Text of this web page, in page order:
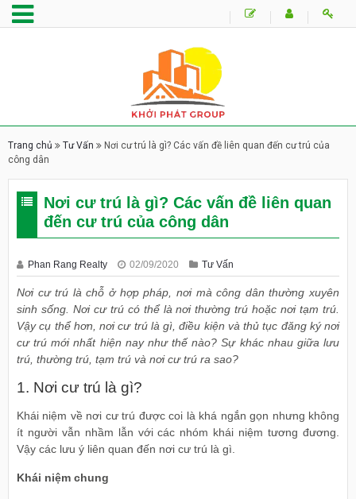
Trang chủ Tư Vấn
Nơi cư trú là gì? Các vấn đề liên quan đến cư trú của
công dân
Nơi cư trú là gì? Các vấn đề liên quan
đến cư trú của công dân
Phan Rang Realty 02/09/2020 Tư Vấn
Nơi cư trú là chỗ ở hợp pháp, nơi mà công dân thường xuyên
sinh sống. Nơi cư trú có thể là nơi thường trú hoặc nơi tạm trú.
Vậy cụ thể hơn, nơi cư trú là gì, điều kiện và thủ tục đăng ký nơi
cư trú mới nhất hiện nay như thế nào? Sự khác nhau giữa lưu
trú, thường trú, tạm trú và nơi cư trú ra sao?
1. Nơi cư trú là gì?
Khái niệm về nơi cư trú được coi là khá ngắn gọn nhưng không
ít người vẫn nhầm lẫn với các nhóm khái niệm tương đương.
Vậy các lưu ý liên quan đến nơi cư trú là gì.
Khái niệm chung